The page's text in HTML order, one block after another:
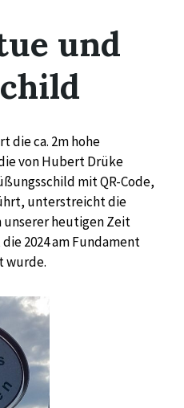
und
die ca. 2m hohe
von Hubert Drüke
mit QR-Code,
unterstreicht die
unserer heutigen Zeit
2024 am Fundament
wurde.